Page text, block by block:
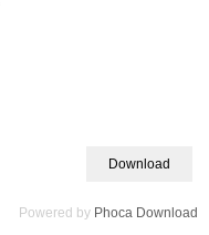
Powered by Phoca Download